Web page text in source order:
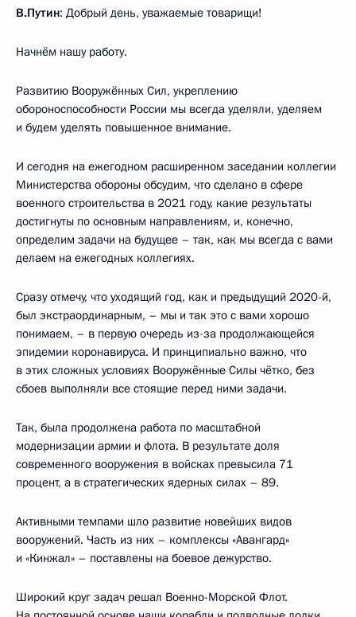
В.Путин: Добрый день, уважаемые товарищи!
Начнём нашу работу.
Развитию Вооружённых Сил, укреплению
обороноспособности России мы всегда уделяли, уделяем
и будем уделять повышенное внимание.
И сегодня на ежегодном расширенном заседании коллегии
Министерства обороны обсудим, что сделано в сфере
военного строительства в 2021 году, какие результаты
достигнуты по основным направлениям, и, конечно,
определим задачи на будущее – так, как мы всегда с вами
делаем на ежегодных коллегиях.
Сразу отмечу, что уходящий год, как и предыдущий 2020-й,
был экстраординарным, – мы и так это с вами хорошо
понимаем, – в первую очередь из-за продолжающейся
эпидемии коронавируса. И принципиально важно, что
в этих сложных условиях Вооружённые Силы чётко, без
сбоев выполняли все стоящие перед ними задачи.
Так, была продолжена работа по масштабной
модернизации армии и флота. В результате доля
современного вооружения в войсках превысила 71
процент, а в стратегических ядерных силах – 89.
Активными темпами шло развитие новейших видов
вооружений. Часть из них – комплексы «Авангард»
и «Кинжал» – поставлены на боевое дежурство.
Широкий круг задач решал Военно-Морской Флот.